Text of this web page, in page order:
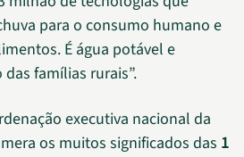
para o consumo humano e
É água potável e
famílias rurais”.
executiva nacional da
os muitos significados das 1